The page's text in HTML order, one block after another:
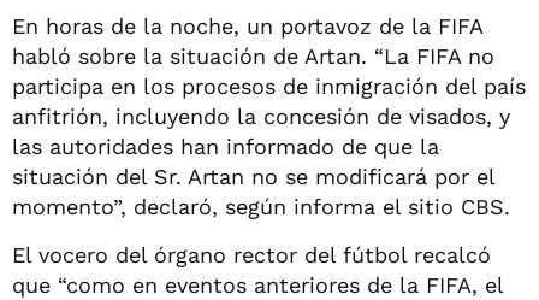
En horas de la noche, un portavoz de la FIFA
habló sobre la situación de Artan. “La FIFA no
participa en los procesos de inmigración del país
anfitrión, incluyendo la concesión de visados, y
las autoridades han informado de que la
situación del Sr. Artan no se modificará por el
momento”, declaró, según informa el sitio CBS.
El vocero del órgano rector del fútbol recalcó
que “como en eventos anteriores de la FIFA, el